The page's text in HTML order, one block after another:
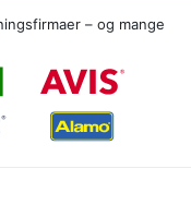
– og mange